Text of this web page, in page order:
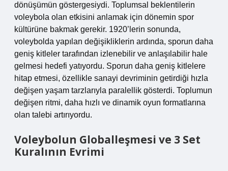
dönüşümün göstergesiydi. Toplumsal beklentilerin
voleybola olan etkisini anlamak için dönemin spor
kültürüne bakmak gerekir. 1920’lerin sonunda,
voleybolda yapılan değişikliklerin ardında, sporun daha
geniş kitleler tarafından izlenebilir ve anlaşılabilir hale
gelmesi hedefi yatıyordu. Sporun daha geniş kitlelere
hitap etmesi, özellikle sanayi devriminin getirdiği hızla
değişen yaşam tarzlarıyla paralellik gösterdi. Toplumun
değişen ritmi, daha hızlı ve dinamik oyun formatlarına
olan talebi artırıyordu.
Voleybolun Globalleşmesi ve 3 Set
Kuralının Evrimi